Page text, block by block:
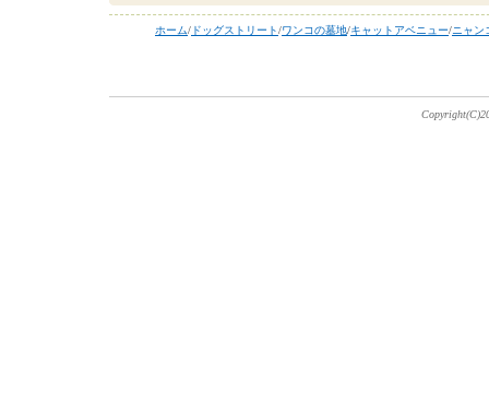
ホーム/ ドッグストリート/ワンコの墓地/キャットアベニュー/ニャン